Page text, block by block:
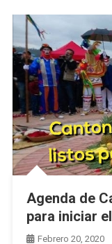
Agenda de
para iniciar
Febrero 20, 2020